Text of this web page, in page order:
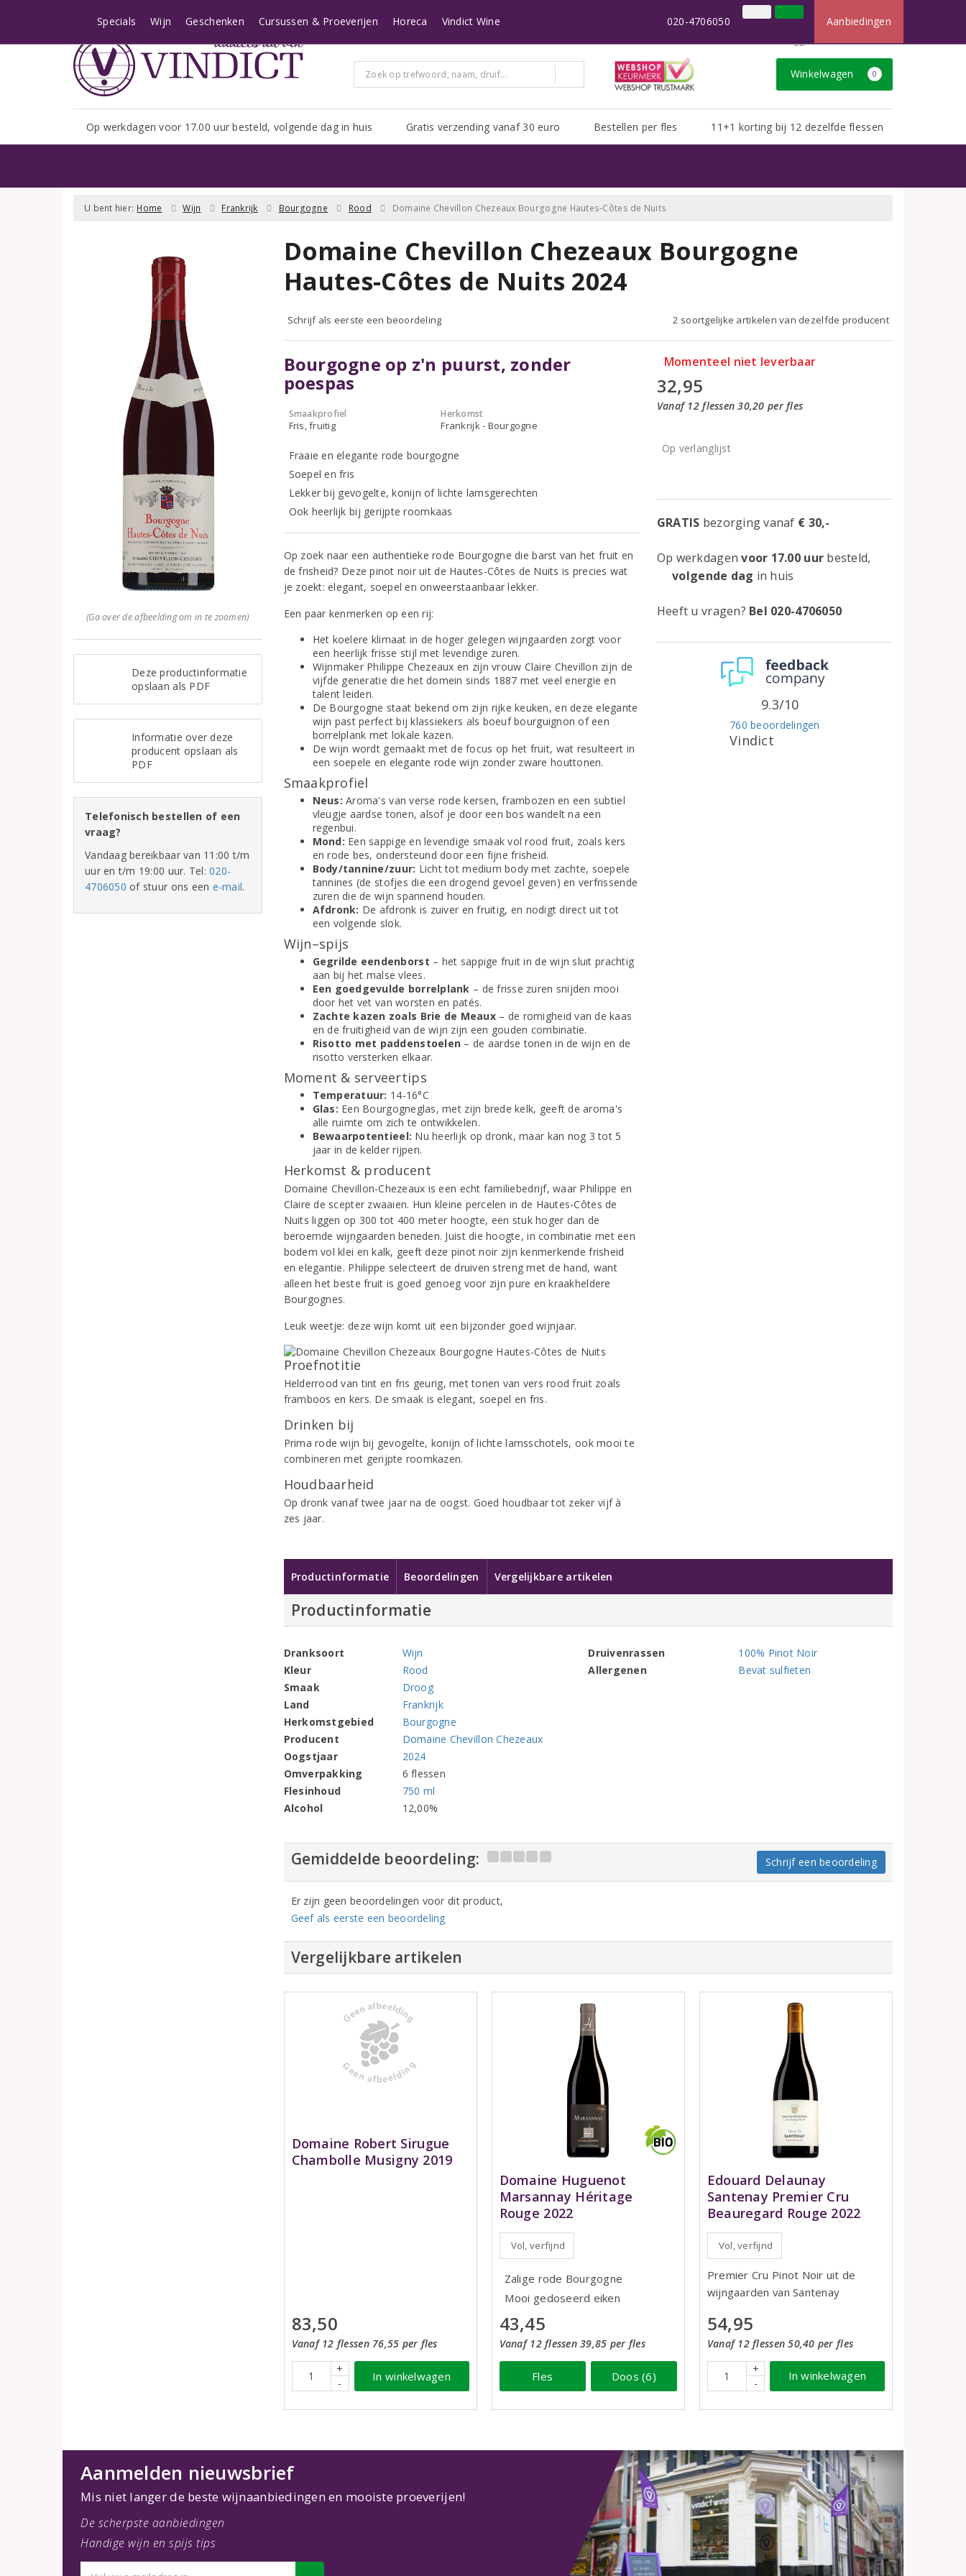
Inloggen Klantenservice
Winkelwagen 0
Op werkdagen voor 17.00 uur besteld, volgende dag in huis Gratis verzending vanaf 30 euro Bestellen per fles 11+1 korting bij 12 dezelfde flessen
Specials Wijn Geschenken Cursussen & Proeverijen Horeca Vindict Wine Aanbiedingen
020-4706050
U bent hier: Home Wijn Frankrijk Bourgogne Rood Domaine Chevillon Chezeaux Bourgogne Hautes-Côtes de Nuits
(Ga over de afbeelding om in te zoomen)
Deze productinformatie
opslaan als PDF
Informatie over deze
producent opslaan als
PDF
Telefonisch bestellen of een
vraag?
Vandaag bereikbaar van 11:00 t/m
uur en t/m 19:00 uur. Tel:020-
4706050 of stuur ons een e-mail.
Domaine Chevillon Chezeaux Bourgogne
Hautes-Côtes de Nuits 2024
Schrijf als eerste een beoordeling 2 soortgelijke artikelen van dezelfde producent
Bourgogne op z'n puurst, zonder
poespas
Smaakprofiel
Fris, fruitig
Herkomst
Frankrijk - Bourgogne
Fraaie en elegante rode bourgogne
Soepel en fris
Lekker bij gevogelte, konijn of lichte lamsgerechten
Ook heerlijk bij gerijpte roomkaas
Op zoek naar een authentieke rode Bourgogne die barst van het fruit en
de frisheid? Deze pinot noir uit de Hautes-Côtes de Nuits is precies wat
je zoekt: elegant, soepel en onweerstaanbaar lekker.
Een paar kenmerken op een rij:
Het koelere klimaat in de hoger gelegen wijngaarden zorgt voor
een heerlijk frisse stijl met levendige zuren.
Wijnmaker Philippe Chezeaux en zijn vrouw Claire Chevillon zijn de
vijfde generatie die het domein sinds 1887 met veel energie en
talent leiden.
De Bourgogne staat bekend om zijn rijke keuken, en deze elegante
wijn past perfect bij klassiekers als boeuf bourguignon of een
borrelplank met lokale kazen.
De wijn wordt gemaakt met de focus op het fruit, wat resulteert in
een soepele en elegante rode wijn zonder zware houttonen.
Smaakprofiel
Neus: Aroma's van verse rode kersen, frambozen en een subtiel
vleugje aardse tonen, alsof je door een bos wandelt na een
regenbui.
Mond: Een sappige en levendige smaak vol rood fruit, zoals kers
en rode bes, ondersteund door een fijne frisheid.
Body/tannine/zuur: Licht tot medium body met zachte, soepele
tannines (de stofjes die een drogend gevoel geven) en verfrissende
zuren die de wijn spannend houden.
Afdronk: De afdronk is zuiver en fruitig, en nodigt direct uit tot
een volgende slok.
Wijn–spijs
Gegrilde eendenborst – het sappige fruit in de wijn sluit prachtig
aan bij het malse vlees.
Een goedgevulde borrelplank – de frisse zuren snijden mooi
door het vet van worsten en patés.
Zachte kazen zoals Brie de Meaux – de romigheid van de kaas
en de fruitigheid van de wijn zijn een gouden combinatie.
Risotto met paddenstoelen – de aardse tonen in de wijn en de
risotto versterken elkaar.
Moment & serveertips
Temperatuur: 14-16°C
Glas: Een Bourgogneglas, met zijn brede kelk, geeft de aroma's
alle ruimte om zich te ontwikkelen.
Bewaarpotentieel: Nu heerlijk op dronk, maar kan nog 3 tot 5
jaar in de kelder rijpen.
Herkomst & producent
Domaine Chevillon-Chezeaux is een echt familiebedrijf, waar Philippe en
Claire de scepter zwaaien. Hun kleine percelen in de Hautes-Côtes de
Nuits liggen op 300 tot 400 meter hoogte, een stuk hoger dan de
beroemde wijngaarden beneden. Juist die hoogte, in combinatie met een
bodem vol klei en kalk, geeft deze pinot noir zijn kenmerkende frisheid
en elegantie. Philippe selecteert de druiven streng met de hand, want
alleen het beste fruit is goed genoeg voor zijn pure en kraakheldere
Bourgognes.
Leuk weetje: deze wijn komt uit een bijzonder goed wijnjaar.
Proefnotitie
Helderrood van tint en fris geurig, met tonen van vers rood fruit zoals
framboos en kers. De smaak is elegant, soepel en fris.
Drinken bij
Prima rode wijn bij gevogelte, konijn of lichte lamsschotels, ook mooi te
combineren met gerijpte roomkazen.
Houdbaarheid
Op dronk vanaf twee jaar na de oogst. Goed houdbaar tot zeker vijf à
zes jaar.
Momenteel niet leverbaar
32,95
Vanaf 12 flessen 30,20 per fles
Op verlanglijst
GRATIS bezorging vanaf € 30,-
Op werkdagenvoor 17.00 uur besteld,
volgende dag in huis
Heeft u vragen? Bel 020-4706050
Vindict
760 beoordelingen
9.3/10
Productinformatie Beoordelingen Vergelijkbare artikelen
Productinformatie
Dranksoort
Wijn
Kleur
Rood
Smaak
Droog
Land
Frankrijk
Herkomstgebied
Bourgogne
Producent
Domaine Chevillon Chezeaux
Oogstjaar
2024
Omverpakking
6 flessen
Flesinhoud
750 ml
Alcohol
12,00%
Druivenrassen
100% Pinot Noir
Allergenen
Bevat sulfieten
Gemiddelde beoordeling: Schrijf een beoordeling
Er zijn geen beoordelingen voor dit product,
Geef als eerste een beoordeling
Vergelijkbare artikelen
Domaine Robert Sirugue
Chambolle Musigny 2019
83,50
Vanaf 12 flessen 76,55 per fles
+
-
In winkelwagen
Domaine Huguenot
Marsannay Héritage
Rouge 2022
Vol, verfijnd
Zalige rode Bourgogne
Mooi gedoseerd eiken
43,45
Vanaf 12 flessen 39,85 per fles
Fles Doos (6)
Edouard Delaunay
Santenay Premier Cru
Beauregard Rouge 2022
Vol, verfijnd
Premier Cru Pinot Noir uit de
wijngaarden van Santenay
54,95
Vanaf 12 flessen 50,40 per fles
+
-
In winkelwagen
Aanmelden nieuwsbrief
Mis niet langer de beste wijnaanbiedingen en mooiste proeverijen!
De scherpste aanbiedingen
Handige wijn en spijs tips